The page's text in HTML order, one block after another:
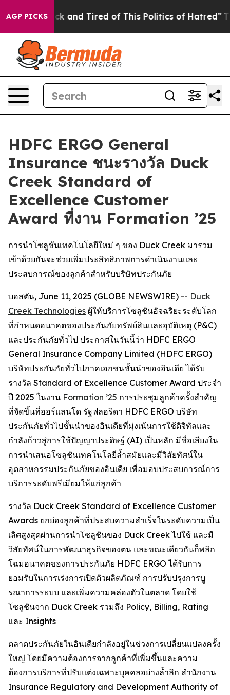
AGP PICKS
Sick and Tired of This Politics of Hatred” The
HDFC ERGO General
Insurance ชนะรางวัล Duck
Creek Standard of
Excellence Customer
Award ที่งาน Formation ’25
การนำโซลูชันเทคโนโลยีใหม่ ๆ ของ Duck Creek มารวม
เข้าด้วยกันจะช่วยเพิ่มประสิทธิภาพการดำเนินงานและ
ประสบการณ์ของลูกค้าสำหรับบริษัทประกันภัย
บอสตัน, June 11, 2025 (GLOBE NEWSWIRE) -- Duck
Creek Technologies ผู้ให้บริการโซลูชันอัจฉริยะระดับโลก
ที่กำหนดอนาคตของประกันภัยทรัพย์สินและอุบัติเหตุ (P&C)
และประกันภัยทั่วไป ประกาศในวันนี้ว่า HDFC ERGO
General Insurance Company Limited (HDFC ERGO)
บริษัทประกันภัยทั่วไปภาคเอกชนชั้นนำของอินเดีย ได้รับ
รางวัล Standard of Excellence Customer Award ประจำ
ปี 2025 ในงาน Formation ’25 การประชุมลูกค้าครั้งสำคัญ
ที่จัดขึ้นที่ออร์แลนโด รัฐฟลอริดา HDFC ERGO บริษัท
ประกันภัยทั่วไปชั้นนำของอินเดียที่มุ่งเน้นการใช้ดิจิทัลและ
กำลังก้าวสู่การใช้ปัญญาประดิษฐ์ (AI) เป็นหลัก มีชื่อเสียงใน
การนำเสนอโซลูชันเทคโนโลยีล้ำสมัยและมีวิสัยทัศน์ใน
อุตสาหกรรมประกันภัยของอินเดีย เพื่อมอบประสบการณ์การ
บริการระดับพรีเมียมให้แก่ลูกค้า
รางวัล Duck Creek Standard of Excellence Customer
Awards ยกย่องลูกค้าที่ประสบความสำเร็จในระดับความเป็น
เลิศสูงสุดผ่านการนำโซลูชันของ Duck Creek ไปใช้ และมี
วิสัยทัศน์ในการพัฒนาธุรกิจของตน และขณะเดียวกันก็พลิก
โฉมอนาคตของการประกันภัย HDFC ERGO ได้รับการ
ยอมรับในการเร่งการเปิดตัวผลิตภัณฑ์ การปรับปรุงการบู
รณาการระบบ และเพิ่มความคล่องตัวในตลาด โดยใช้
โซลูชันจาก Duck Creek รวมถึง Policy, Billing, Rating
และ Insights
ตลาดประกันภัยในอินเดียกำลังอยู่ในช่วงการเปลี่ยนแปลงครั้ง
ใหญ่ โดยมีความต้องการจากลูกค้าที่เพิ่มขึ้นและความ
ต้องการบริการที่ปรับแต่งเฉพาะบุคคลอย่างล้ำลึก สำนักงาน
Insurance Regulatory and Development Authority of